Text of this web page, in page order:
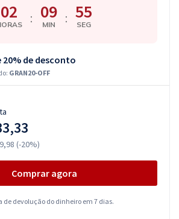
02 : 09
MIN : 55
SEG
20% de desconto
GRAN20-OFF
(-20%)
Comprar agora
de devolução do dinheiro em 7 dias.